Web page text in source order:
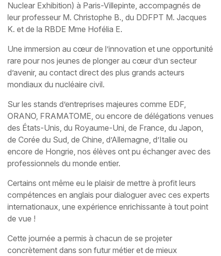
Nuclear Exhibition) à Paris-Villepinte, accompagnés de
leur professeur M. Christophe B., du DDFPT M. Jacques
K. et de la RBDE Mme Hofélia E.
Une immersion au cœur de l’innovation et une opportunité
rare pour nos jeunes de plonger au cœur d’un secteur
d’avenir, au contact direct des plus grands acteurs
mondiaux du nucléaire civil.
Sur les stands d’entreprises majeures comme EDF,
ORANO, FRAMATOME, ou encore de délégations venues
des États-Unis, du Royaume-Uni, de France, du Japon,
de Corée du Sud, de Chine, d’Allemagne, d’Italie ou
encore de Hongrie, nos élèves ont pu échanger avec des
professionnels du monde entier.
Certains ont même eu le plaisir de mettre à profit leurs
compétences en anglais pour dialoguer avec ces experts
internationaux, une expérience enrichissante à tout point
de vue !
Cette journée a permis à chacun de se projeter
concrètement dans son futur métier et de mieux